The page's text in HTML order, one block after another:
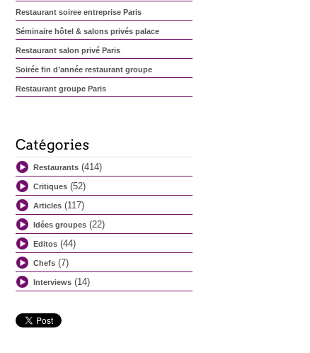
Restaurant soiree entreprise Paris
Séminaire hôtel & salons privés palace
Restaurant salon privé Paris
Soirée fin d’année restaurant groupe
Restaurant groupe Paris
Restaurant anniversaire
Restaurant animation incentive
Organiser soirée groupe restaurant
Repas de groupe à Paris
Restaurant location salle Paris
Idée soirée groupe Paris
Idée restaurant groupe Paris
Grands restaurants de Paris
Grand restaurant groupe Paris
Restaurants (414)
Critiques (52)
Articles (117)
Idées groupes (22)
Editos (44)
Chefs (7)
Interviews (14)